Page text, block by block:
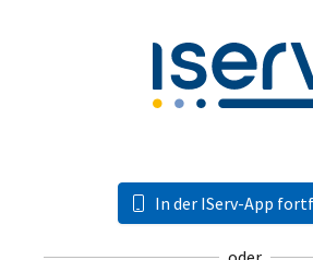
In der IServ-App